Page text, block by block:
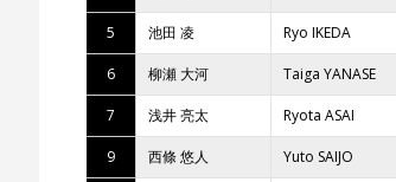
5 池田 凌 Ryo IKEDA
6 柳瀬 大河 Taiga YANASE
7 浅井 亮太 Ryota ASAI
9 西條 悠人 Yuto SAIJO